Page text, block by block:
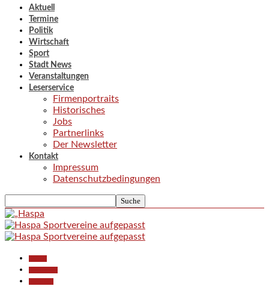
Aktuell
Termine
Politik
Wirtschaft
Sport
Stadt News
Veranstaltungen
Leserservice
Firmenportraits
Historisches
Jobs
Partnerlinks
Der Newsletter
Kontakt
Impressum
Datenschutzbedingungen